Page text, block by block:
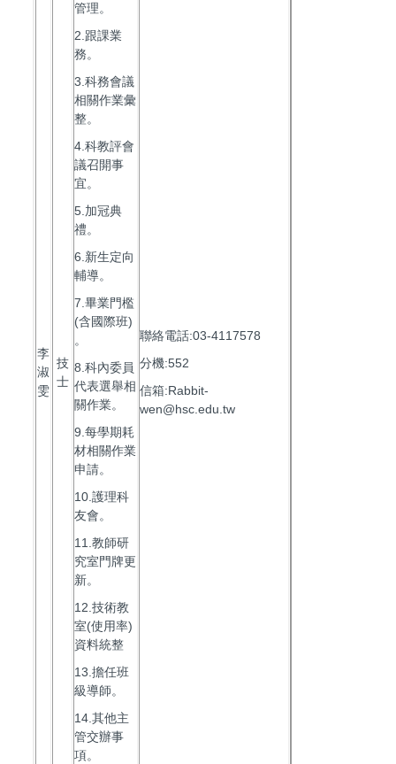
李
淑
雯
技
士
管理。
2.跟課業
務。
3.科務會議
相關作業彙
整。
4.科教評會
議召開事
宜。
5.加冠典
禮。
6.新生定向
輔導。
7.畢業門檻
(含國際班)
。
8.科內委員
代表選舉相
關作業。
9.每學期耗
材相關作業
申請。
10.護理科
友會。
11.教師研
究室門牌更
新。
12.技術教
室(使用率)
資料統整
13.擔任班
級導師。
14.其他主
管交辦事
項。
聯絡電話:03-4117578
分機:552
信箱:Rabbit-
wen@hsc.edu.tw